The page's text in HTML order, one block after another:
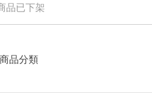
品已下架
商品分類